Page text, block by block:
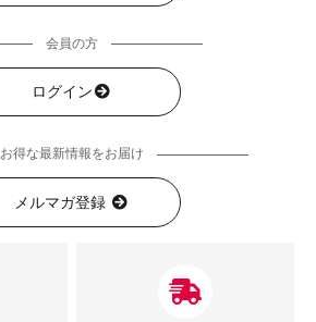
会員の方
ログイン
お得な最新情報をお届け
メルマガ登録